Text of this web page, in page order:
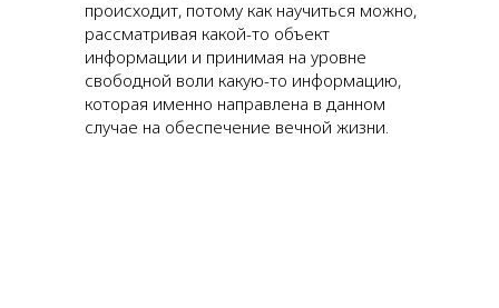
происходит, потому как научиться можно,
рассматривая какой-то объект
информации и принимая на уровне
свободной воли какую-то информацию,
которая именно направлена в данном
случае на обеспечение вечной жизни.